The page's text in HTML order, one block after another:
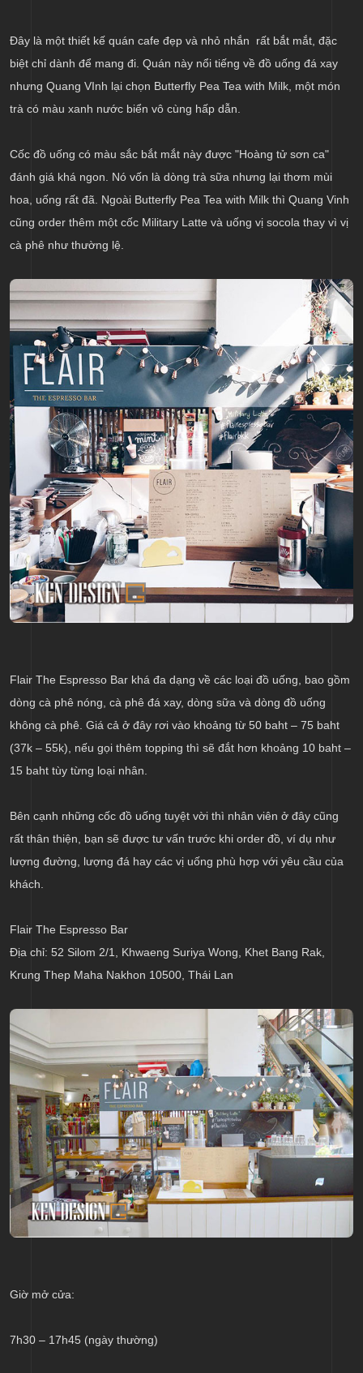
Đây là một thiết kế quán cafe đẹp và nhỏ nhắn rất bắt mắt, đặc
biệt chỉ dành để mang đi. Quán này nổi tiếng về đồ uống đá xay
nhưng Quang VInh lại chọn Butterfly Pea Tea with Milk, một món
trà có màu xanh nước biển vô cùng hấp dẫn.
Cốc đồ uống có màu sắc bắt mắt này được "Hoàng tử sơn ca"
đánh giá khá ngon. Nó vốn là dòng trà sữa nhưng lại thơm mùi
hoa, uống rất đã. Ngoài Butterfly Pea Tea with Milk thì Quang Vinh
cũng order thêm một cốc Military Latte và uống vị socola thay vì vị
cà phê như thường lệ.
Flair The Espresso Bar khá đa dạng về các loại đồ uống, bao gồm
dòng cà phê nóng, cà phê đá xay, dòng sữa và dòng đồ uống
không cà phê. Giá cả ở đây rơi vào khoảng từ 50 baht – 75 baht
(37k – 55k), nếu gọi thêm topping thì sẽ đắt hơn khoảng 10 baht –
15 baht tùy từng loại nhân.
Bên cạnh những cốc đồ uống tuyệt vời thì nhân viên ở đây cũng
rất thân thiện, bạn sẽ được tư vấn trước khi order đồ, ví dụ như
lượng đường, lượng đá hay các vị uống phù hợp với yêu cầu của
khách.
Flair The Espresso Bar
Địa chỉ: 52 Silom 2/1, Khwaeng Suriya Wong, Khet Bang Rak,
Krung Thep Maha Nakhon 10500, Thái Lan
Giờ mở cửa:
7h30 – 17h45 (ngày thường)